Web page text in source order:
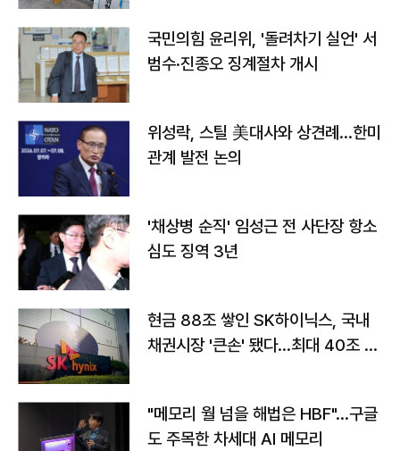
국민의힘 윤리위, '돌려차기 실언' 서
범수·진종오 징계절차 개시
위성락, 스틸 美대사와 상견례…한미
관계 발전 논의
'채상병 순직' 임성근 전 사단장 항소
심도 징역 3년
현금 88조 쌓인 SK하이닉스, 국내
채권시장 '큰손' 됐다…최대 40조 투
"메모리 월 넘을 해법은 HBF"…구글
도 주목한 차세대 AI 메모리